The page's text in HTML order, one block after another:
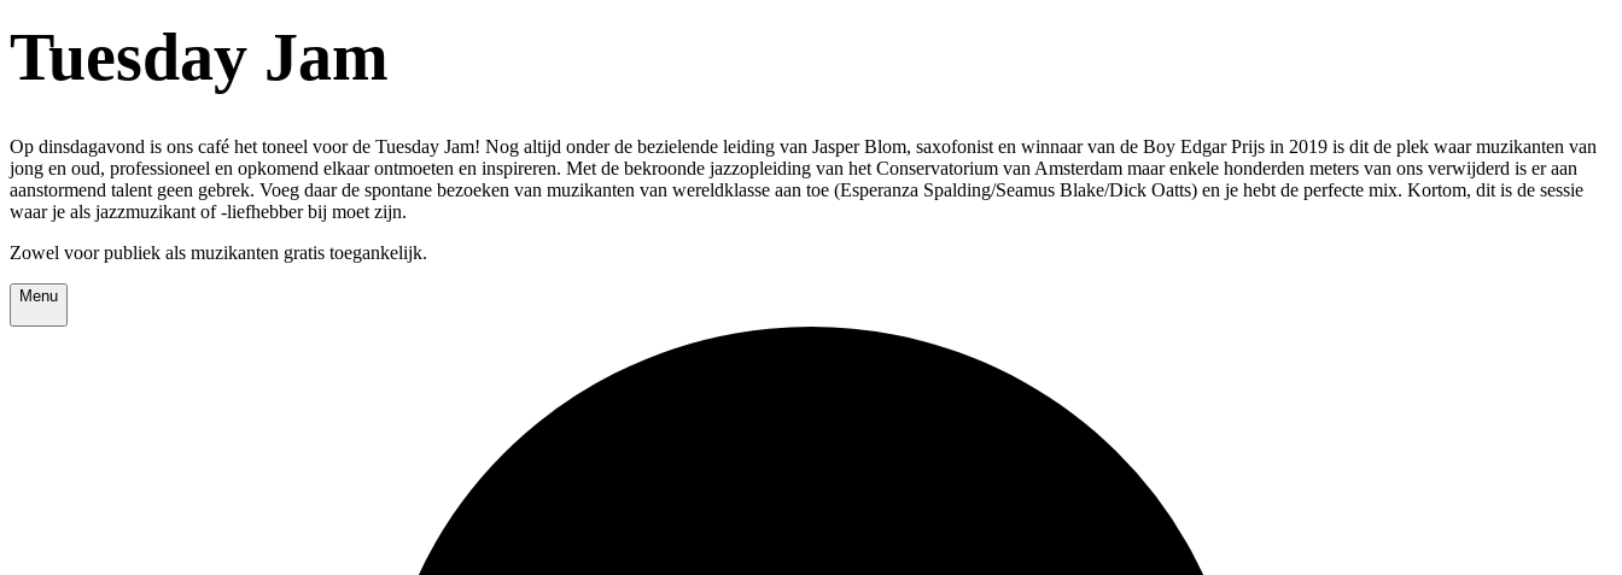
Tuesday Jam
Op dinsdagavond is ons café het toneel voor de Tuesday Jam! Nog altijd onder de bezielende leiding van Jasper Blom, saxofonist en winnaar van de Boy Edgar Prijs in 2019 is dit de plek waar muzikanten van
jong en oud, professioneel en opkomend elkaar ontmoeten en inspireren. Met de bekroonde jazzopleiding van het Conservatorium van Amsterdam maar enkele honderden meters van ons verwijderd is er aan
aanstormend talent geen gebrek. Voeg daar de spontane bezoeken van muzikanten van wereldklasse aan toe (Esperanza Spalding/Seamus Blake/Dick Oatts) en je hebt de perfecte mix. Kortom, dit is de sessie
waar je als jazzmuzikant of -liefhebber bij moet zijn.
Zowel voor publiek als muzikanten gratis toegankelijk.
Menu